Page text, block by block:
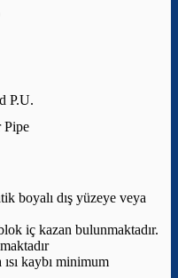
P.U.
Pipe
boyalı dış yüzeye veya
iç kazan bulunmaktadır.
kaybı minimum